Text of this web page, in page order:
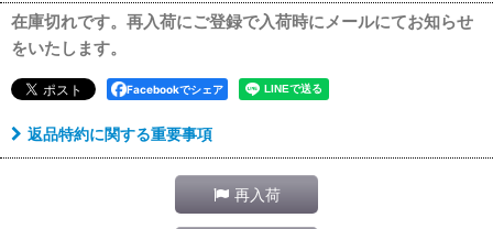
在庫切れです。再入荷にご登録で入荷時にメールにてお知らせ
をいたします。
Facebookでシェア
返品特約に関する重要事項
再入荷